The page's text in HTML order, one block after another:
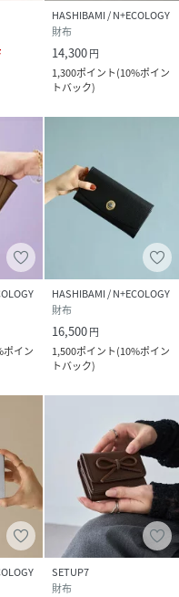
用されている石は西瓜
す。(一部練り石、人工
についている場合があり
。
け"にご注意下さい。
、素材に個体差が生じる
HASHIBAMI / N+ECOLOGY
財布
14,300円
1,300ポイント(10%ポイン
トバック)
ポイン
HASHIBAMI / N+ECOLOGY
財布
16,500円
1,500ポイント(10%ポイン
トバック)
SETUP7
財布